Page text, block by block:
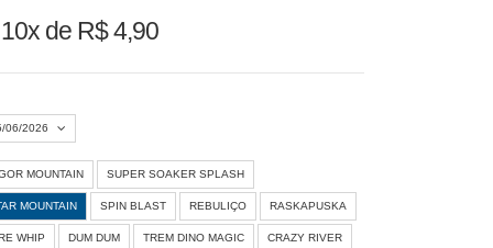
10x de R$ 4,90
06/2026
Agosto 2026 »
S Q Q S S
MOUNTAIN SUPER SOAKER SPLASH
MOUNTAIN SPIN BLAST REBULIÇO RASKAPUSKA
WHIP DUM DUM TREM DINO MAGIC CRAZY RIVER